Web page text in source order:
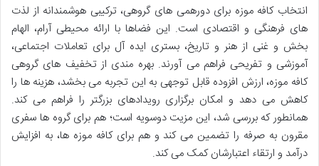
انتخاب کافه موزه برای دورهمی های گروهی، ترکیبی هوشمندانه از لذت
های فرهنگی و اقتصادی است. این فضاها با ارائه محیطی آرام، الهام
بخش و غنی از هنر و تاریخ، بستری ایده آل برای تعاملات اجتماعی،
آموزشی و تفریحی فراهم می آورند. بهره مندی از تخفیف های گروهی
کافه موزه، ارزش افزوده قابل توجهی به این تجربه می بخشد، هزینه ها را
کاهش می دهد و امکان برگزاری رویدادهای بزرگتر را فراهم می کند.
همانطور که بررسی شد، این مزیت دوسویه است؛ هم برای گروه ها سفری
مقرون به صرفه را تضمین می کند و هم برای کافه موزه ها، به افزایش
درآمد و ارتقاء اعتبارشان کمک می کند.